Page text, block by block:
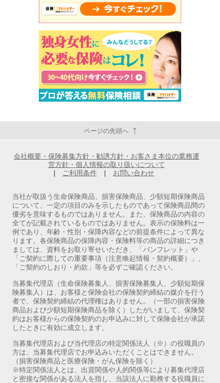
ページの先頭へ
会社概要・保険募集方針・勧誘方針・お客さま本位の業務運
営方針・個人情報の取り扱いについて
|
ご利用条件 | お問い合わせ
当社が取扱う生命保険商品、損害保険商品、少額短期保険商品
について、一定の項目のみを示したものであって保険商品間の
優劣を意味するものではありません。また、保険商品の内容の
全てが記載されているものではありません。表示の保険料は一
例であり、年齢・性別・保障内容などの前提条件によって異な
ります。各保険商品の保障内容・保険料等の商品の詳細につき
ましては、資料をお取り寄せいただき、「パンフレット」や
「ご契約に際しての重要事項（注意喚起情報・契約概要）」、
「ご契約のしおり・約款」等を必ずご確認ください。
当募集代理店（生命保険募集人、損害保険募集人、少額短期保
険募集人）は、お客様と保険会社の保険契約締結の媒介を行う
者で、保険契約締結の代理権はありません。（一部の損害保険
商品および少額短期保険商品を除く）したがいまして、保険契
約はお客様からの保険契約のお申込みに対して保険会社が承諾
したときに有効に成立します。
当募集代理店および当代理店の特定関係法人（※）の役職員の
方は、当募集代理店でお申込みいただくことはできません。
（損害保険商品と医療保険・がん保険を除く）
※特定関係法人とは、出資関係や人的関係等により募集代理店
と密接な関係がある法人を指し、当該法人に勤務する役職員に